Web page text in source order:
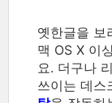
옛한글을 보
맥 OS X 이
요. 더구나
쓰이는 데